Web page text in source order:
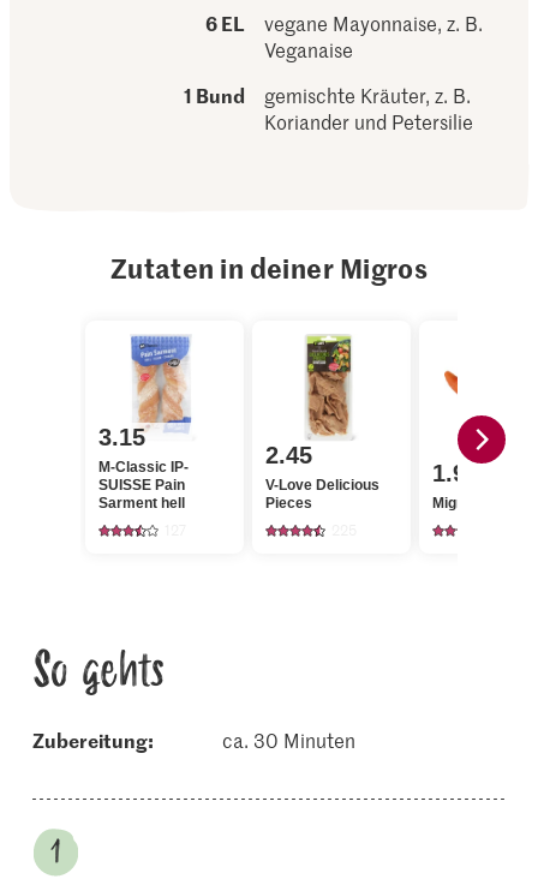
6 EL
vegane Mayonnaise, z. B.
Veganaise
1 Bund
gemischte Kräuter, z. B.
Koriander und Petersilie
Zutaten in deiner Migros
3.15
M-Classic IP-
SUISSE Pain
Sarment hell
2.45
V-Love Delicious
Pieces
1.95
Migros
So gehts
Zubereitung: ca. 30 Minuten